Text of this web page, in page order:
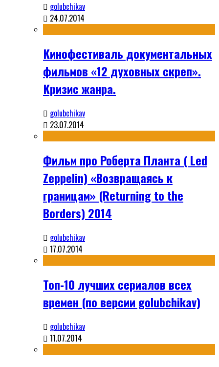
golubchikav
24.07.2014
Кинофестиваль документальных
фильмов «12 духовных скреп».
Кризис жанра.
golubchikav
23.07.2014
Фильм про Роберта Планта ( Led
Zeppelin) «Возвращаясь к
границам» (Returning to the
Borders) 2014
golubchikav
17.07.2014
Топ-10 лучших сериалов всех
времен (по версии golubchikav)
golubchikav
11.07.2014